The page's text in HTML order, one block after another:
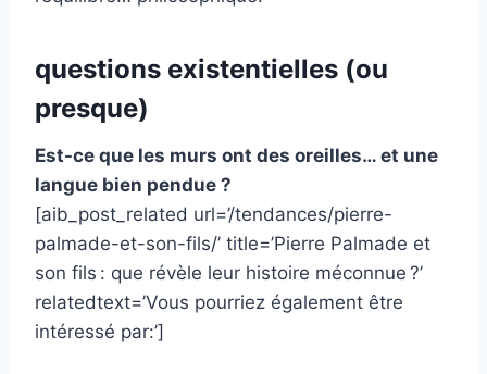
questions existentielles (ou
presque)
Est-ce que les murs ont des oreilles… et une
langue bien pendue ?
[aib_post_related url=’/tendances/pierre-
palmade-et-son-fils/’ title=’Pierre Palmade et
son fils : que révèle leur histoire méconnue ?’
relatedtext=’Vous pourriez également être
intéressé par:’]